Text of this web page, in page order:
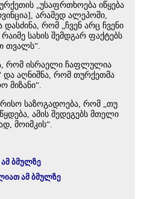
„უსაფრთხოება იწყება
არამედ ალეპოში,
რომ „ჩვენ არც ჩვენი
რაიმე სახის შემდგარ ფაქტებს
თვალს“.
რომ ისრაელი ჩაფლულია
და აღნიშნა, რომ თურქეთმა
მიზანი“.
საზოგადოება, რომ „თუ
ამის შედეგებს მთელი
მოიმკის“.
ბმულზე
ამ ბმულზე